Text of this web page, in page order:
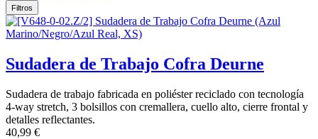
Filtros
Sudadera de Trabajo Cofra Deurne
Sudadera de trabajo fabricada en poliéster reciclado con tecnología
4-way stretch, 3 bolsillos con cremallera, cuello alto, cierre frontal y
detalles reflectantes.
40,99 €